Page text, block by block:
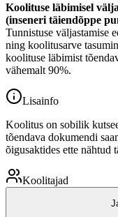
Koolituse läbimisel
(inseneri täiendõppe
Tunnistuse väljastamise
ning koolitusarve
koolituse läbimist
vähemalt 90%.
Lisainfo
Koolitus on sobilik
tõendava dokumendi
õigusaktides ette nähtud
Koolitajad